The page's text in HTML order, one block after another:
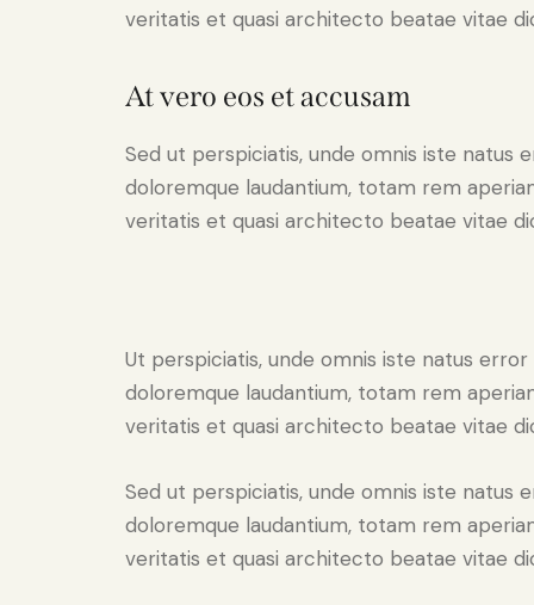
veritatis et quasi architecto beatae vitae
At vero eos et accusam
Sed ut perspiciatis, unde omnis iste natus
doloremque laudantium, totam rem
veritatis et quasi architecto beatae vitae
Ut perspiciatis, unde omnis iste natus
doloremque laudantium, totam rem
veritatis et quasi architecto beatae vitae
Sed ut perspiciatis, unde omnis iste natus
doloremque laudantium, totam rem
veritatis et quasi architecto beatae vitae